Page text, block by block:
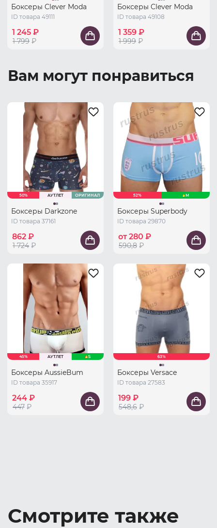
Боксеры Clever Moda
ID товара 49111
1 245 ₽
1 799 ₽
Боксеры Clever Moda
ID товара 49108
1 359 ₽
1 999 ₽
Вам могут понравиться
50% АУТЛЕТ ОРИГИНАЛ
Боксеры Darkzone
ID товара 37161
862 ₽
1 724 ₽
52% M
Боксеры Superbody
ID товара 29870
от 280 ₽
590,8 ₽
45% АУТЛЕТ S
Боксеры AussieBum
ID товара 35917
244 ₽
447 ₽
63%
Боксеры Versace
ID товара 27583
199 ₽
548,6 ₽
Смотрите также